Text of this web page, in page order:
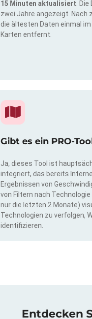
15 Minuten aktualisiert .
zwei Jahre angezeigt. Nach
die ältesten Daten einmal
Karten entfernt.
Gibt es ein PRO-
Ja, dieses Tool ist
integriert, das bereits
Ergebnissen von
von Filtern nach Technologie
nur die letzten 2 Monate)
Technologien zu verfolgen,
identifizieren.
Entdecken